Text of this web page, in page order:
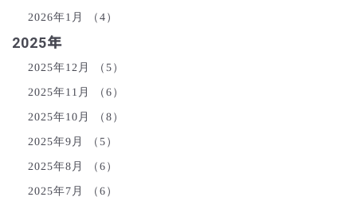
2026年1月 （4）
2025年
2025年12月 （5）
2025年11月 （6）
2025年10月 （8）
2025年9月 （5）
2025年8月 （6）
2025年7月 （6）